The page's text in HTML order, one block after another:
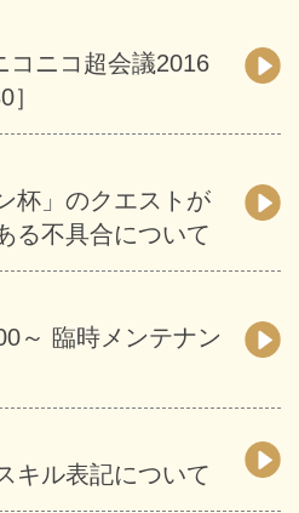
コニコ超会議2016
杯」のクエストが
る不具合について
～ 臨時メンテナン
キル表記について